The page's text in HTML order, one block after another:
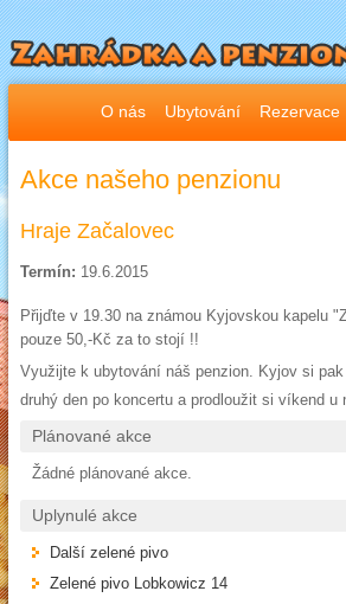
O nás Ubytování Rezervace
Akce našeho penzionu
Hraje Začalovec
Termín: 19.6.2015
Přijďte v 19.30 na známou Kyjovskou kapelu
pouze 50,-Kč za to stojí !!
Využijte k ubytování náš penzion. Kyjov si
druhý den po koncertu a prodloužit si víkend u
Plánované akce
Žádné plánované akce.
Uplynulé akce
Další zelené pivo
Zelené pivo Lobkowicz 14